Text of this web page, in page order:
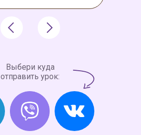
Выбери куда
отправить урок: